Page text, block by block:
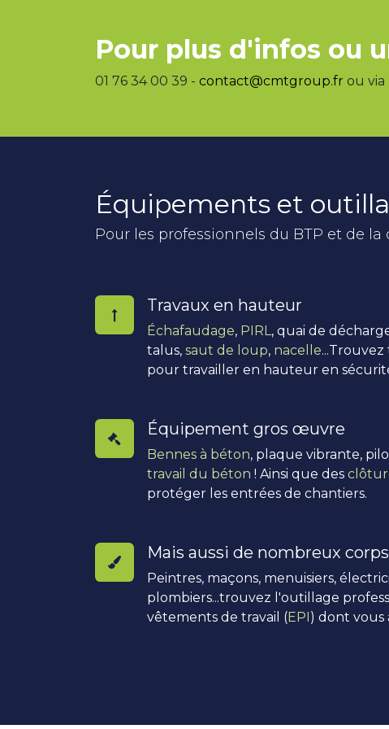
Pour plus d'infos ou
01 76 34 00 39 - contact@cmtgroup.fr ou
Équipements et
Pour les professionnels du BTP et de
Travaux en hauteur
Échafaudage, PIRL, quai de
talus, saut de loup, nacelle
pour travailler en hauteur en
Équipement gros œuvre
Bennes à béton, plaque vibrante,
travail du béton ! Ainsi que des
protéger les entrées de chantiers.
Mais aussi de nombreux
Peintres, maçons, menuisiers,
plombiers...trouvez l'outillage
vêtements de travail (EPI) dont vous